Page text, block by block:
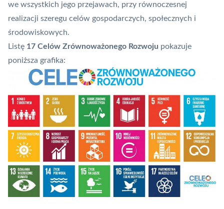
we wszystkich jego przejawach, przy równoczesnej
realizacji szeregu celów gospodarczych, społecznych i
środowiskowych.
Listę 17 Celów Zrównoważonego Rozwoju pokazuje
poniższa grafika: